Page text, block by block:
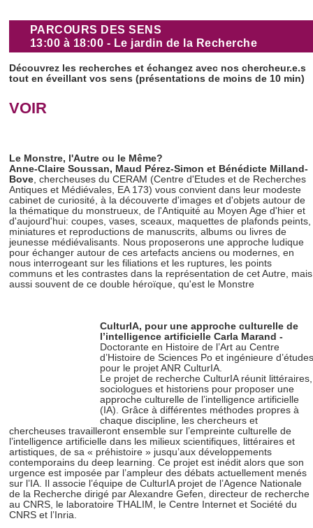
PARCOURS DES SENS
13:00 à 18:00 - Le jardin de la Recherche
Découvrez les recherches et échangez avec nos chercheur.e.s
tout en éveillant vos sens (présentations de moins de 10 min)
VOIR
Le Monstre, l'Autre ou le Même?
Anne-Claire Soussan, Maud Pérez-Simon et Bénédicte Milland-
Bove, chercheuses du CERAM (Centre d'Etudes et de Recherches
Antiques et Médiévales, EA 173) vous convient dans leur modeste
cabinet de curiosité, à la découverte d'images et d'objets autour de
la thématique du monstrueux, de l'Antiquité au Moyen Age d'hier et
d'aujourd'hui: coupes, vases, sceaux, maquettes de plafonds peints,
miniatures et reproductions de manuscrits, albums ou livres de
jeunesse médiévalisants. Nous proposerons une approche ludique
pour échanger autour de ces artefacts anciens ou modernes, en
nous interrogeant sur les filiations et les ruptures, les points
communs et les contrastes dans la représentation de cet Autre, mais
aussi souvent de ce double héroïque, qu'est le Monstre
CulturIA, pour une approche culturelle de
l’intelligence artificielle Carla Marand -
Doctorante en Histoire de l’Art au Centre
d’Histoire de Sciences Po et ingénieure d’études
pour le projet ANR CulturIA.
Le projet de recherche CulturIA réunit littéraires,
sociologues et historiens pour proposer une
approche culturelle de l’intelligence artificielle
(IA). Grâce à différentes méthodes propres à
chaque discipline, les chercheurs et
chercheuses travailleront ensemble sur l’empreinte culturelle de
l’intelligence artificielle dans les milieux scientifiques, littéraires et
artistiques, de sa « préhistoire » jusqu’aux développements
contemporains du deep learning. Ce projet est inédit alors que son
urgence est imposée par l’ampleur des débats actuellement menés
sur l’IA. Il associe l’équipe de CulturIA projet de l’Agence Nationale
de la Recherche dirigé par Alexandre Gefen, directeur de recherche
au CNRS, le laboratoire THALIM, le Centre Internet et Société du
CNRS et l’Inria.